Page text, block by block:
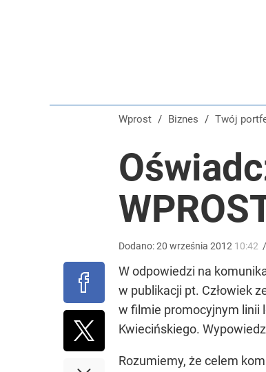
Kontrole studni przyspieszają. Za pobór
Wprost / Biznes / Twój
Dodano:20 września 2012 10:42 /
W odpowiedzi na
w publikacji pt. Człowiek
w filmie promocyjnym linii
Kwiecińskiego.
Rozumiemy, że celem